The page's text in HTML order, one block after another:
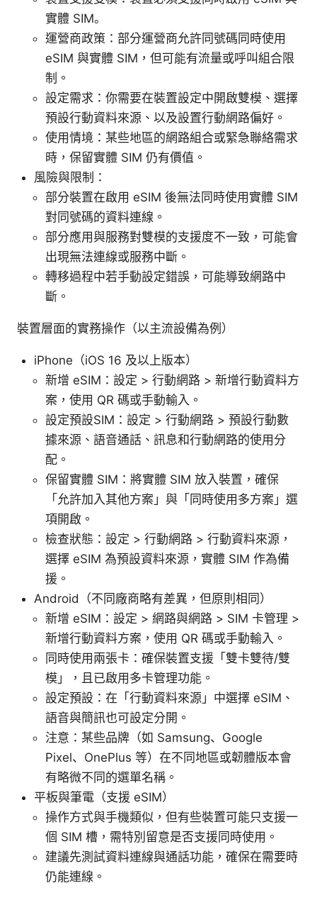
實體 SIM。
運營商政策：部分運營商允許同號碼同時使用
eSIM 與實體 SIM，但可能有流量或呼叫組合限
制。
設定需求：你需要在裝置設定中開啟雙模、選擇
預設行動資料來源、以及設置行動網路偏好。
使用情境：某些地區的網路組合或緊急聯絡需求
時，保留實體 SIM 仍有價值。
風險與限制：
部分裝置在啟用 eSIM 後無法同時使用實體 SIM
對同號碼的資料連線。
部分應用與服務對雙模的支援度不一致，可能會
出現無法連線或服務中斷。
轉移過程中若手動設定錯誤，可能導致網路中
斷。
裝置層面的實務操作（以主流設備為例）
iPhone（iOS 16 及以上版本）
新增 eSIM：設定 > 行動網路 > 新增行動資料方
案，使用 QR 碼或手動輸入。
設定預設SIM：設定 > 行動網路 > 預設行動數
據來源、語音通話、訊息和行動網路的使用分
配。
保留實體 SIM：將實體 SIM 放入裝置，確保
「允許加入其他方案」與「同時使用多方案」選
項開啟。
檢查狀態：設定 > 行動網路 > 行動資料來源，
選擇 eSIM 為預設資料來源，實體 SIM 作為備
援。
Android（不同廠商略有差異，但原則相同）
新增 eSIM：設定 > 網路與網路 > SIM 卡管理 >
新增行動資料方案，使用 QR 碼或手動輸入。
同時使用兩張卡：確保裝置支援「雙卡雙待/雙
模」，且已啟用多卡管理功能。
設定預設：在「行動資料來源」中選擇 eSIM、
語音與簡訊也可設定分開。
注意：某些品牌（如 Samsung、Google
Pixel、OnePlus 等）在不同地區或韌體版本會
有略微不同的選單名稱。
平板與筆電（支援 eSIM）
操作方式與手機類似，但有些裝置可能只支援一
個 SIM 槽，需特別留意是否支援同時使用。
建議先測試資料連線與通話功能，確保在需要時
仍能連線。